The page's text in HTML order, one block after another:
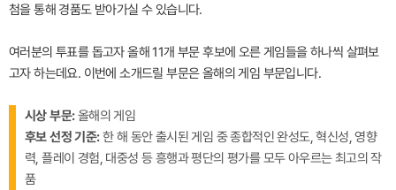
첨을 통해 경품도 받아가실 수 있습니다.
여러분의 투표를 돕고자 올해 11개 부문 후보에 오른 게임들을 하나씩 살펴보
고자 하는데요. 이번에 소개드릴 부문은 올해의 게임 부문입니다.
시상 부문:올해의 게임
후보 선정 기준:한 해 동안 출시된 게임 중 종합적인 완성도, 혁신성, 영향
력, 플레이 경험, 대중성 등 흥행과 평단의 평가를 모두 아우르는 최고의 작
품